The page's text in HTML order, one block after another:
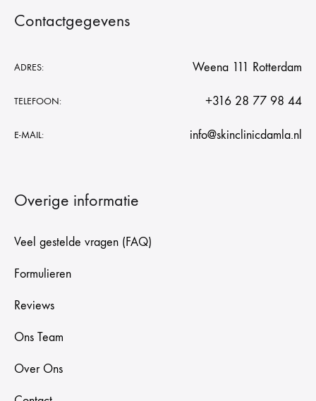
Contactgegevens
ADRES: Weena 111 Rotterdam
TELEFOON: +316 28 77 98 44
E-MAIL: info@skinclinicdamla.nl
Overige informatie
Veel gestelde vragen (FAQ)
Formulieren
Reviews
Ons Team
Over Ons